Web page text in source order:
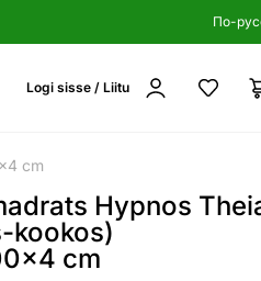
По-
Logi sisse / Liitu
cm
Hypnos
kookos)
cm